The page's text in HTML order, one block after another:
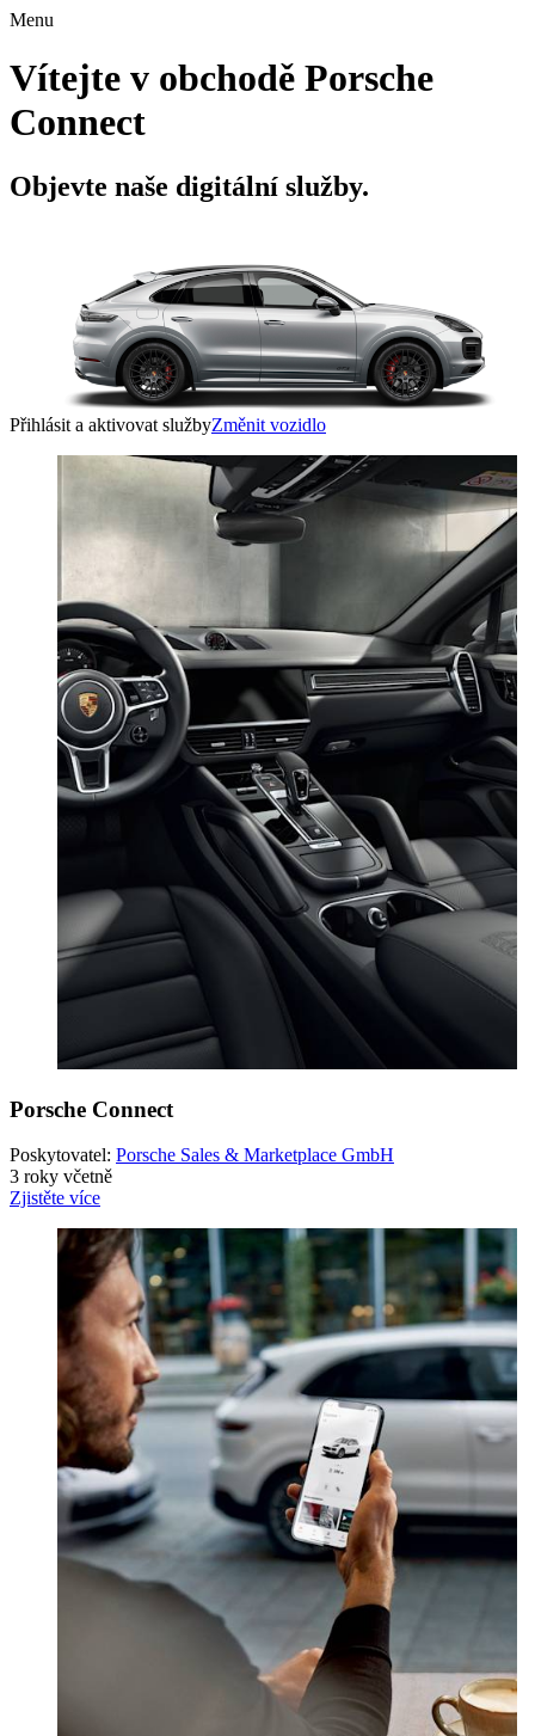
Menu
Vítejte v obchodě Porsche
Connect
Objevte naše digitální služby.
Přihlásit a aktivovat službyZměnit vozidlo
Porsche Connect
Poskytovatel: Porsche Sales & Marketplace GmbH
3 roky včetně
Zjistěte více